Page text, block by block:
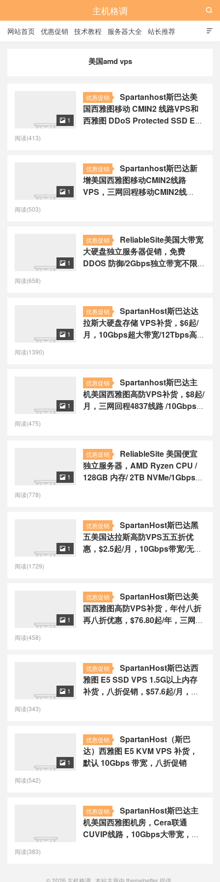
主机格调

网站首页 优惠促销 技术教程 服务器大全 站长推荐

美国amd vps
优惠促销
Spartanhost斯巴达美
国西雅图移动 CMIN2 线路VPS和
西雅图 DDoS Protected SSD E5
 1
阅读(413)
优惠促销
Spartanhost斯巴达新
增美国西雅图移动CMIN2线路
VPS，三网回程移动CMIN2线
 1
阅读(503)
优惠促销
ReliableSite美国大带宽
大硬盘独立服务器促销，免费
DDOS 防御/2Gbps独立带宽不限
 1
阅读(658)
优惠促销
SpartanHost斯巴达达
拉斯大硬盘存储 VPS补货，$6起/
月，10Gbps超大带宽/12Tbps高防
 1
阅读(1390)
优惠促销
Spartanhost斯巴达主
机美国西雅图高防VPS补货，$8起/
月，三网回程4837线路 /10Gbps超
 1
阅读(475)
优惠促销
ReliableSite 美国便宜
独立服务器，AMD Ryzen CPU /
128GB 内存/ 2TB NVMe/1Gbps
 1
阅读(778)
优惠促销
SpartanHost斯巴达黑
五美国达拉斯高防VPS五五折优
惠，$2.5起/月，10Gbps带宽/无限
 1
阅读(1729)
优惠促销
SpartanHost斯巴达美
国西雅图高防VPS补货，年付八折
再八折优惠，$76.80起/年，三网联
 1
阅读(458)
优惠促销
SpartanHost斯巴达西
雅图 E5 SSD VPS 1.5G以上内存
补货，八折促销，$57.6起/月，联
 1
阅读(343)
优惠促销
SpartanHost（斯巴
达）西雅图 E5 KVM VPS 补货，
默认 10Gbps 带宽，八折促销
 1
阅读(542)
优惠促销
SpartanHost斯巴达主
机美国西雅图机房，Cera联通
CUVIP线路，10Gbps大带宽，
阅读(383)
© 2026 主机格调 本站主题由 themebetter提供